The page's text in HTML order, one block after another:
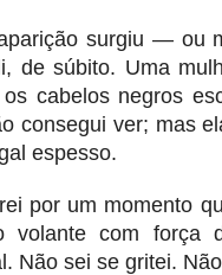
surgiu — ou
de súbito. Uma
cabelos negros
consegui ver; mas
espesso.
por um momento
volante com força
Não sei se gritei.